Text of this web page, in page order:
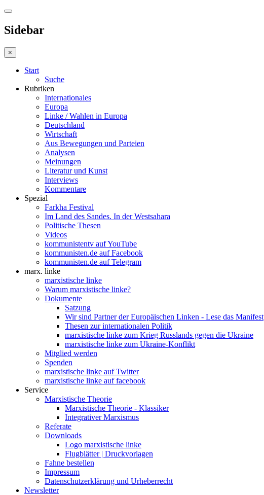
Sidebar
×
Start
Suche
Rubriken
Internationales
Europa
Linke / Wahlen in Europa
Deutschland
Wirtschaft
Aus Bewegungen und Parteien
Analysen
Meinungen
Literatur und Kunst
Interviews
Kommentare
Spezial
Farkha Festival
Im Land des Sandes. In der Westsahara
Politische Thesen
Videos
kommunistentv auf YouTube
kommunisten.de auf Facebook
kommunisten.de auf Telegram
marx. linke
marxistische linke
Warum marxistische linke?
Dokumente
Satzung
Wir sind Partner der Europäischen Linken - Lese das Manifest
Thesen zur internationalen Politik
marxistische linke zum Krieg Russlands gegen die Ukraine
marxistische linke zum Ukraine-Konflikt
Mitglied werden
Spenden
marxistische linke auf Twitter
marxistische linke auf facebook
Service
Marxistische Theorie
Marxistische Theorie - Klassiker
Integrativer Marxismus
Referate
Downloads
Logo marxistische linke
Flugblätter | Druckvorlagen
Fahne bestellen
Impressum
Datenschutzerklärung und Urheberrecht
Newsletter